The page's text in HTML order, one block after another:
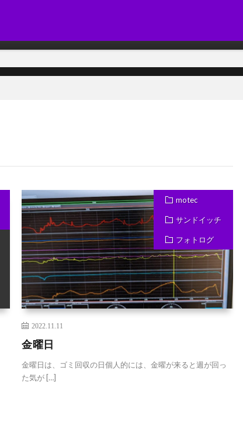
motec
サンドイッチ
フォトログ
2022.11.11
金曜日
金曜日は、ゴミ回収の日個人的には、金曜が来ると週が回っ
た気が […]